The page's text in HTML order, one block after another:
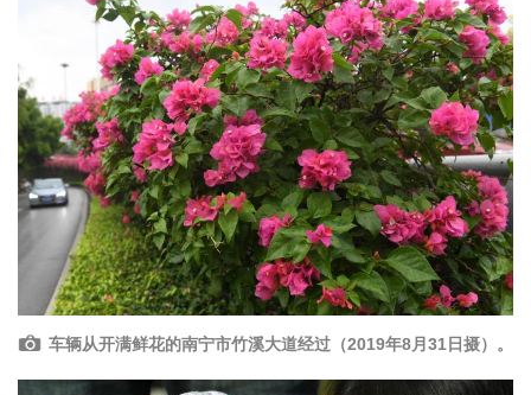
车辆从开满鲜花的南宁市竹溪大道经过（2019年8月31日摄）。